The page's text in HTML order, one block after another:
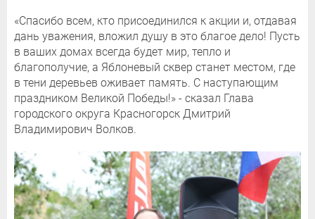
«Спасибо всем, кто присоединился к акции и, отдавая
дань уважения, вложил душу в это благое дело! Пусть
в ваших домах всегда будет мир, тепло и
благополучие, а Яблоневый сквер станет местом, где
в тени деревьев оживает память. С наступающим
праздником Великой Победы!» - сказал Глава
городского округа Красногорск Дмитрий
Владимирович Волков.